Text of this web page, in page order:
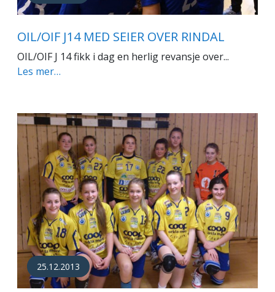
OIL/OIF J14 MED SEIER OVER RINDAL
OIL/OIF J 14 fikk i dag en herlig revansje over...
Les mer…
25.12.2013